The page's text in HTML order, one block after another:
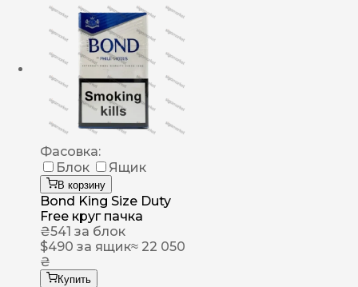
Фасовка:
Блок
Ящик
В корзину
Bond King Size Duty
Free круг пачка
₴541 за блок
$490 за ящик≈ 22 050
₴
Купить